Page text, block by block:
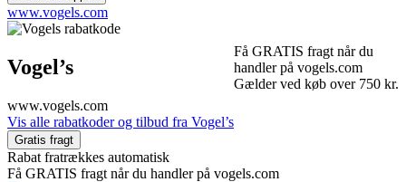
www.vogels.com
Vogel’s
www.vogels.com
Vis alle rabatkoder og tilbud fra Vogel’s
Få GRATIS fragt når du
handler på vogels.com
Gælder ved køb over 750 kr.
Rabat fratrækkes automatisk
Få GRATIS fragt når du handler på vogels.com